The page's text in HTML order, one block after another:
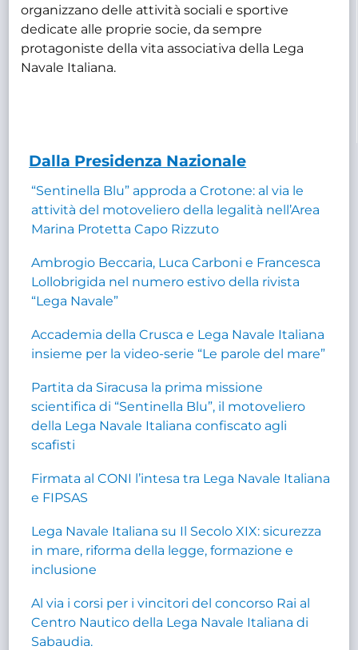
organizzano delle attività sociali e sportive
dedicate alle proprie socie, da sempre
protagoniste della vita associativa della Lega
Navale Italiana.
Dalla Presidenza Nazionale
“Sentinella Blu” approda a Crotone: al via le
attività del motoveliero della legalità nell’Area
Marina Protetta Capo Rizzuto
Ambrogio Beccaria, Luca Carboni e Francesca
Lollobrigida nel numero estivo della rivista
“Lega Navale”
Accademia della Crusca e Lega Navale Italiana
insieme per la video-serie “Le parole del mare”
Partita da Siracusa la prima missione
scientifica di “Sentinella Blu”, il motoveliero
della Lega Navale Italiana confiscato agli
scafisti
Firmata al CONI l’intesa tra Lega Navale Italiana
e FIPSAS
Lega Navale Italiana su Il Secolo XIX: sicurezza
in mare, riforma della legge, formazione e
inclusione
Al via i corsi per i vincitori del concorso Rai al
Centro Nautico della Lega Navale Italiana di
Sabaudia.